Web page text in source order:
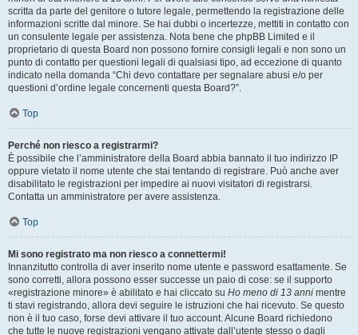
scritta da parte del genitore o tutore legale, permettendo la registrazione delle
informazioni scritte dal minore. Se hai dubbi o incertezze, mettiti in contatto con
un consulente legale per assistenza. Nota bene che phpBB Limited e il
proprietario di questa Board non possono fornire consigli legali e non sono un
punto di contatto per questioni legali di qualsiasi tipo, ad eccezione di quanto
indicato nella domanda “Chi devo contattare per segnalare abusi e/o per
questioni d’ordine legale concernenti questa Board?”.
Top
Perché non riesco a registrarmi?
È possibile che l’amministratore della Board abbia bannato il tuo indirizzo IP
oppure vietato il nome utente che stai tentando di registrare. Può anche aver
disabilitato le registrazioni per impedire ai nuovi visitatori di registrarsi.
Contatta un amministratore per avere assistenza.
Top
Mi sono registrato ma non riesco a connettermi!
Innanzitutto controlla di aver inserito nome utente e password esattamente. Se
sono corretti, allora possono esser successe un paio di cose: se il supporto
«registrazione minore» è abilitato e hai cliccato su Ho meno di 13 anni mentre
ti stavi registrando, allora devi seguire le istruzioni che hai ricevuto. Se questo
non è il tuo caso, forse devi attivare il tuo account. Alcune Board richiedono
che tutte le nuove registrazioni vengano attivate dall’utente stesso o dagli